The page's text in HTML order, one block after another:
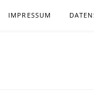
IMPRESSUM